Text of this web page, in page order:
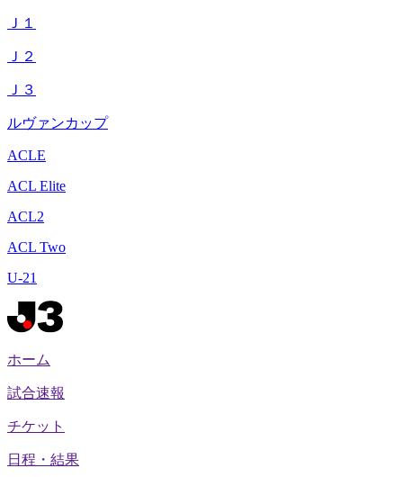
Ｊ１
Ｊ２
Ｊ３
ルヴァンカップ
ACLE
ACL Elite
ACL2
ACL Two
U-21
ホーム
試合速報
チケット
日程・結果